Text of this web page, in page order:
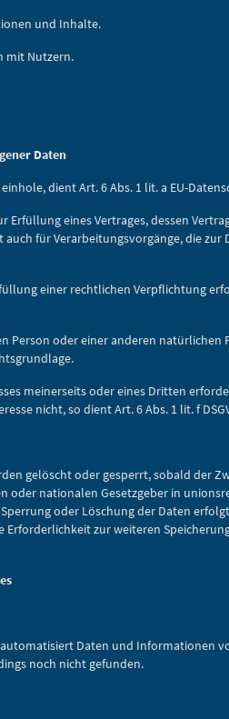
und Inhalte.
mit Nutzern.
Daten
dient Art. 6 Abs. 1 lit. a EU-
Erfüllung eines Vertrages, dessen
auch für Verarbeitungsvorgänge, die
einer rechtlichen Verpflichtung
Person oder einer anderen natürlichen
meinerseits oder eines Dritten
nicht, so dient Art. 6 Abs. 1 lit. f
gelöscht oder gesperrt, sobald der
nationalen Gesetzgeber in
oder Löschung der Daten
Erforderlichkeit zur weiteren
Daten und Informationen
noch nicht gefunden.